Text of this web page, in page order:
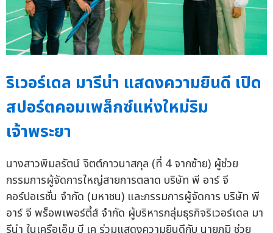
ริเวอร์เดล มารีน่า แสดงความยินดี เปิด
สปอร์ตคอมเพล็กซ์แห่งใหม่ริม
เจ้าพระยา
นางสาวพิมลรัตน์ จิตต์ภาวนาสกุล (ที่ 4 จากซ้าย) ผู้ช่วย
กรรมการผู้จัดการใหญ่สายการตลาด บริษัท พี อาร์ จี
คอร์ปอเรชั่น จำกัด (มหาชน) และกรรมการผู้จัดการ บริษัท พี
อาร์ จี พร็อพเพอร์ตี้ส์ จำกัด ผู้บริหารกลุ่มธุรกิจริเวอร์เดล มา